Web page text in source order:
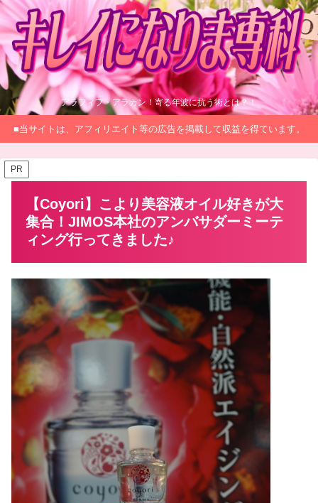
アラフィフ・アラカン！寄る年波に抗う術とは？！
■当サイトは、アフィリエイト等の広告を掲載して収益を得ています。
PR
【Coyori】こより美容液オイル好きが大
集合！JIMOS本社のアンバサダーミーテ
ィング行ってきました♪